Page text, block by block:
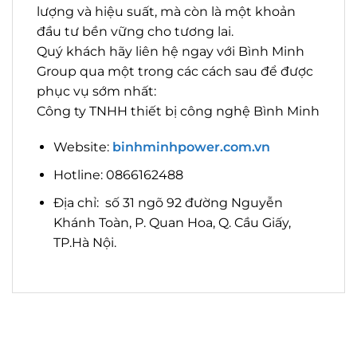
lượng và hiệu suất, mà còn là một khoản
đầu tư bền vững cho tương lai.
Quý khách hãy liên hệ ngay với Bình Minh
Group qua một trong các cách sau để được
phục vụ sớm nhất:
Công ty TNHH thiết bị công nghệ Bình Minh
Website: binhminhpower.com.vn
Hotline: 0866162488
Địa chỉ: số 31 ngõ 92 đường Nguyễn
Khánh Toàn, P. Quan Hoa, Q. Cầu Giấy,
TP.Hà Nội.